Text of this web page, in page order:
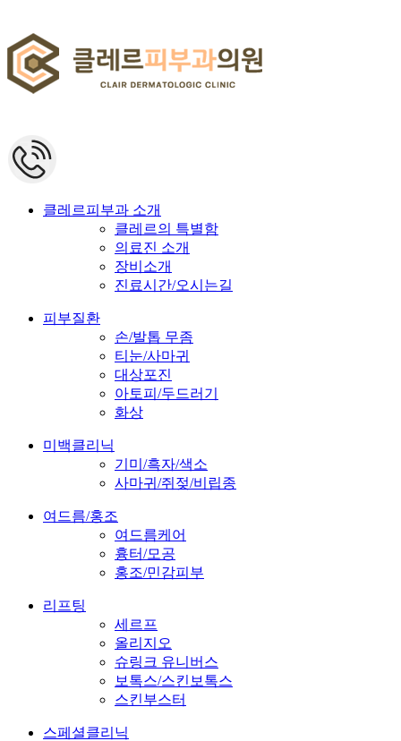
클레르피부과 소개
클레르의 특별함
의료진 소개
장비소개
진료시간/오시는길
피부질환
손/발톱 무좀
티눈/사마귀
대상포진
아토피/두드러기
화상
미백클리닉
기미/흑자/색소
사마귀/쥐젖/비립종
여드름/홍조
여드름케어
흉터/모공
홍조/민감피부
리프팅
세르프
올리지오
슈링크 유니버스
보톡스/스킨보톡스
스킨부스터
스페셜클리닉